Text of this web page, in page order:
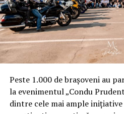
Peste 1.000 de brașoveni au
la evenimentul „Condu
dintre cele mai ample inițiative